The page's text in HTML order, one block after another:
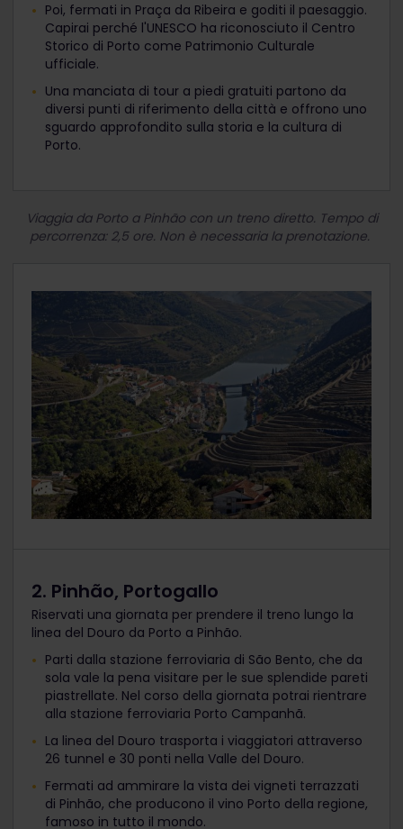
Poi, fermati in Praça da Ribeira e goditi il paesaggio.
Capirai perché l'UNESCO ha riconosciuto il Centro
Storico di Porto come Patrimonio Culturale
ufficiale.
Una manciata di tour a piedi gratuiti partono da
diversi punti di riferimento della città e offrono uno
sguardo approfondito sulla storia e la cultura di
Porto.
Viaggia da Porto a Pinhão con un treno diretto. Tempo di
percorrenza: 2,5 ore. Non è necessaria la prenotazione.
2. Pinhão, Portogallo
Riservati una giornata per prendere il treno lungo la
linea del Douro da Porto a Pinhão.
Parti dalla stazione ferroviaria di São Bento, che da
sola vale la pena visitare per le sue splendide pareti
piastrellate. Nel corso della giornata potrai rientrare
alla stazione ferroviaria Porto Campanhã.
La linea del Douro trasporta i viaggiatori attraverso
26 tunnel e 30 ponti nella Valle del Douro.
Fermati ad ammirare la vista dei vigneti terrazzati
di Pinhão, che producono il vino Porto della regione,
famoso in tutto il mondo.